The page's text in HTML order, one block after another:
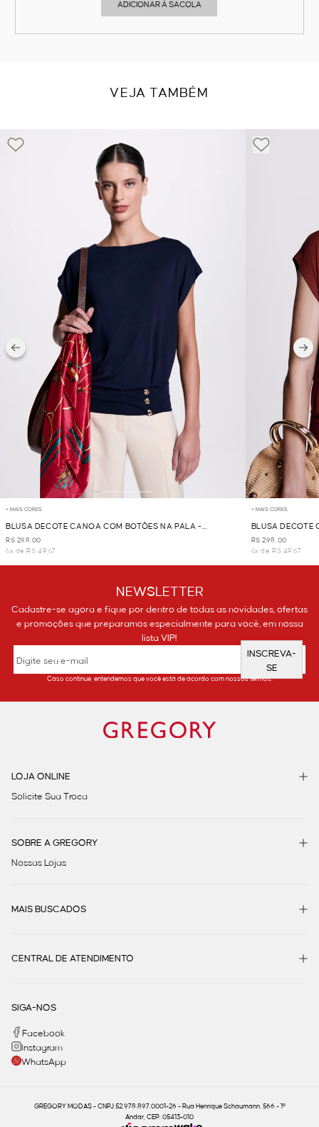
ADICIONAR À SACOLA
VEJA TAMBÉM
+ MAIS CORES
BLUSA DECOTE CANOA COM BOTÕES NA PALA -
MARINHO
R$ 298,00
6x de R$ 49,67
+ MAIS CORES
BLUSA DECOTE
TERRACOTA
R$ 298,00
6x de R$ 49,67
NEWSLETTER
Cadastre-se agora e fique por dentro de todas as novidades, ofertas
e promoções que preparamos especialmente para você, em nossa
lista VIP!
INSCREVA-
SE
Caso continue, entendemos que você está de acordo com nossos termos.
LOJA ONLINE
Solicite Sua Troca
SOBRE A GREGORY
Nossas Lojas
MAIS BUSCADOS
CENTRAL DE ATENDIMENTO
SIGA-NOS
Facebook
Instagram
WhatsApp
GREGORY MODAS - CNPJ 52.978.897.0001-26 - Rua Henrique Schaumann, 566 - 1º
Andar, CEP: 05413-010